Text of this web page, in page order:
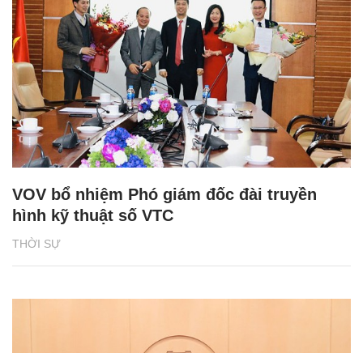
THỜI SỰ
VOV bổ nhiệm Phó giám đốc đài truyền
hình kỹ thuật số VTC